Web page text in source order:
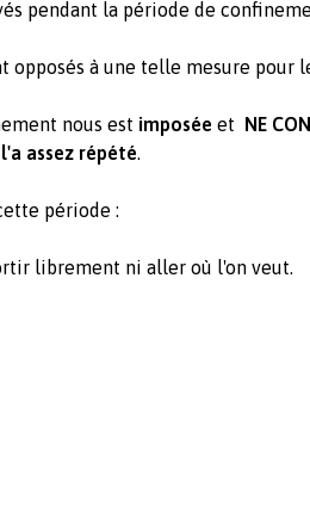
pendant la période de
opposés à une telle mesure pour
nous est imposée et NE
assez répété.
période :
librement ni aller où l'on veut.